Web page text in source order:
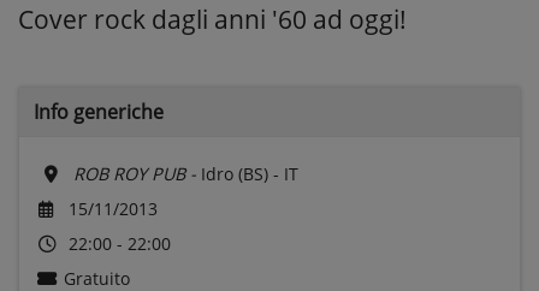
Cover rock dagli anni '60 ad oggi!
Info generiche
ROB ROY PUB - Idro (BS) - IT
15/11/2013
22:00 - 22:00
Gratuito